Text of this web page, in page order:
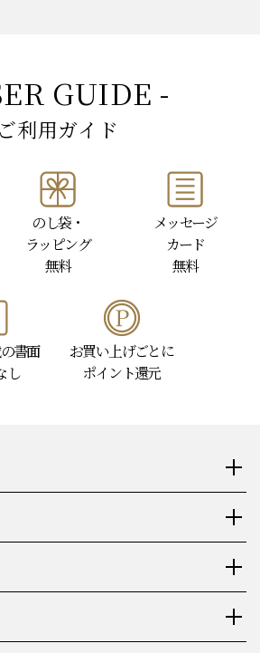
GUIDE -
ご利用ガイド
のし袋・
ラッピング
無料
メッセージ
カード
無料
書面
し
お買い上げごとに
ポイント還元